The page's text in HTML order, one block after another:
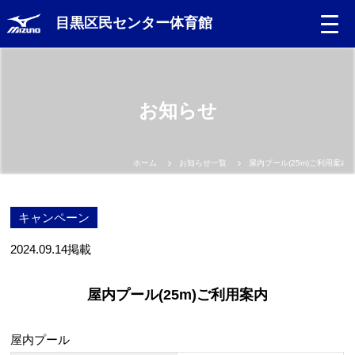
目黒区民センター体育館
日本語
English
お知らせ
ホーム お知らせ一覧 屋内プール(25m)ご利用案内
キャンペーン
2024.09.14掲載
屋内プール(25m)ご利用案内
屋内プール